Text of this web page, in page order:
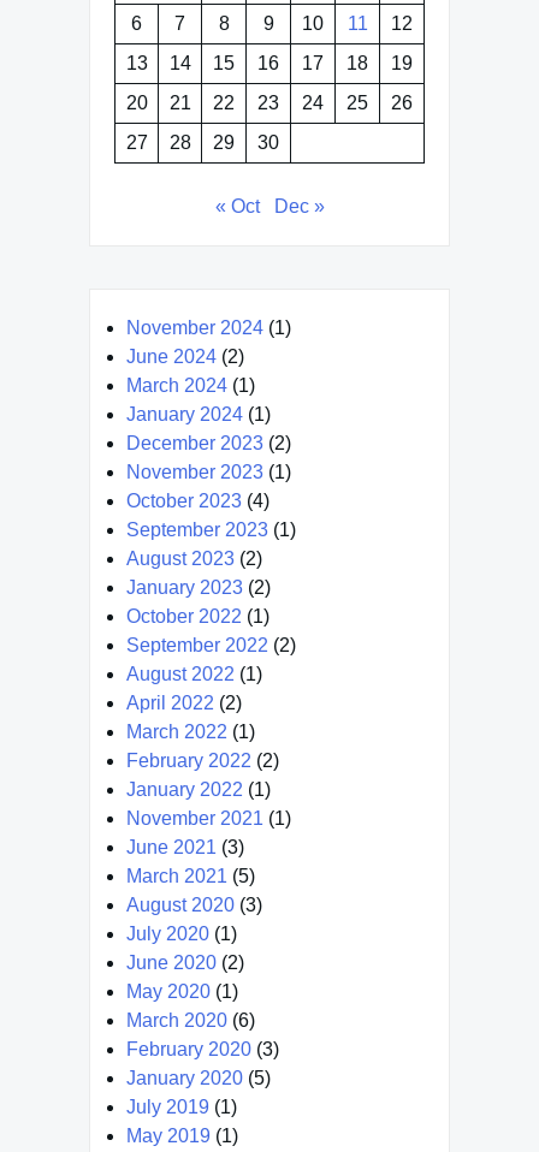
6
7 8 9 10 11
12
13
14 15 16 17 18
19
20
21 22 23 24 25
26
27
28 29 30
« Oct Dec »
November 2024 (1)
June 2024 (2)
March 2024 (1)
January 2024 (1)
December 2023 (2)
November 2023 (1)
October 2023 (4)
September 2023 (1)
August 2023 (2)
January 2023 (2)
October 2022 (1)
September 2022 (2)
August 2022 (1)
April 2022 (2)
March 2022 (1)
February 2022 (2)
January 2022 (1)
November 2021 (1)
June 2021 (3)
March 2021 (5)
August 2020 (3)
July 2020 (1)
June 2020 (2)
May 2020 (1)
March 2020 (6)
February 2020 (3)
January 2020 (5)
July 2019 (1)
May 2019 (1)